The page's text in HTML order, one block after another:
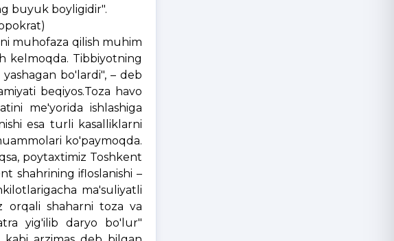
muhofaza qilish muhim
kelmoqda. Tibbiyotning
bo'lardi", – deb
beqiyos.Toza havo
me'yorida ishlashiga
esa turli kasalliklarni
ko'paymoqda.
poytaxtimiz Toshkent
shahrining ifloslanishi –
ma'suliyatli
orqali shaharni toza va
yig'ilib daryo bo'lur"